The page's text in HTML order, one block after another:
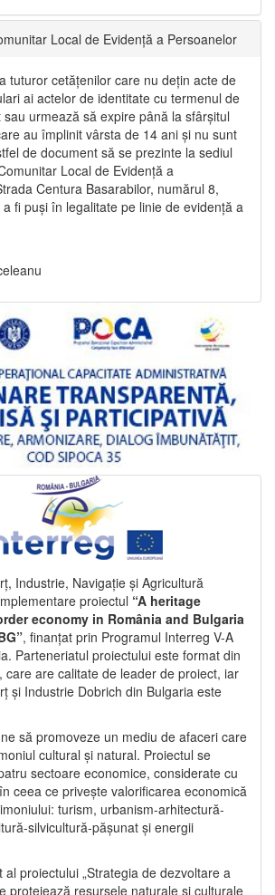
Local de Evidență a Persoanelor
tuturor cetățenilor care nu dețin acte de
ai actelor de identitate cu termenul de
urmează să expire până la sfârșitul
au împlinit vârsta de 14 ani și nu sunt
de document să se prezinte la sediul
Local de Evidență a
Centura Basarabilor, numărul 8,
fi puși în legalitate pe linie de evidență a
Industrie, Navigație și Agricultură
proiectul “A heritage
economy in România and Bulgaria
, finanțat prin Programul Interreg V-A
Parteneriatul proiectului este format din
care are calitate de leader de proiect, iar
și Industrie Dobrich din Bulgaria este
să promoveze un mediu de afaceri care
cultural și natural. Proiectul se
sectoare economice, considerate cu
ceea ce privește valorificarea economică
turism, urbanism-arhitectură-
silvicultură-pășunat și energii
al proiectului „Strategia de dezvoltare a
protejează resursele naturale și culturale